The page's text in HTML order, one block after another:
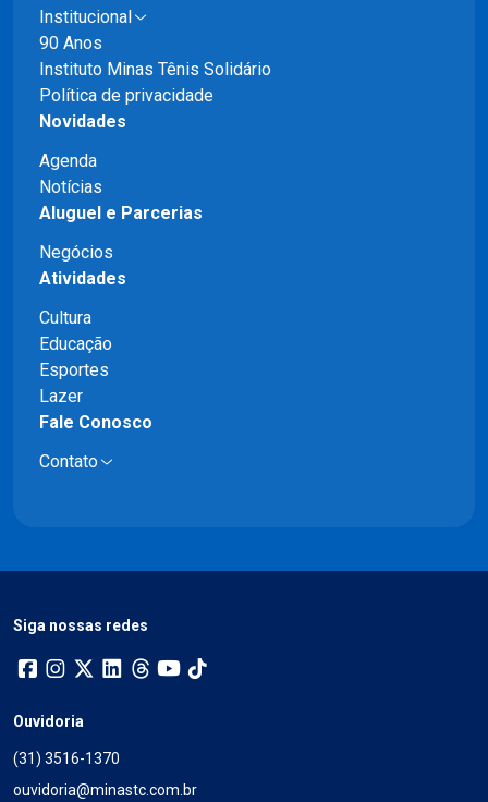
Institucional
90 Anos
Instituto Minas Tênis Solidário
Política de privacidade
Novidades
Agenda
Notícias
Aluguel e Parcerias
Negócios
Atividades
Cultura
Educação
Esportes
Lazer
Fale Conosco
Contato
Siga nossas redes
Ouvidoria
(31) 3516-1370
ouvidoria@minastc.com.br